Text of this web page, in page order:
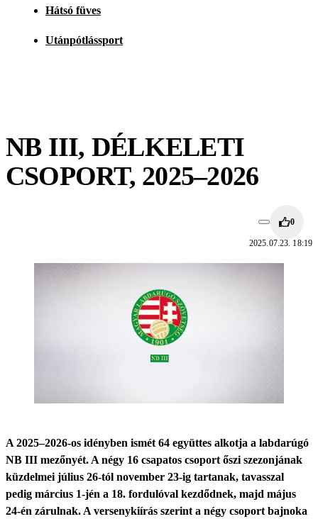
Hátsó füves
Utánpótlássport
NB III, DÉLKELETI
CSOPORT, 2025–2026
0
2025.07.23. 18:19
A 2025–2026-os idényben ismét 64 együttes alkotja a labdarúgó
NB III mezőnyét. A négy 16 csapatos csoport őszi szezonjának
küzdelmei július 26-tól november 23-ig tartanak, tavasszal
pedig március 1-jén a 18. fordulóval kezdődnek, majd május
24-én zárulnak. A versenykiírás szerint a négy csoport bajnoka